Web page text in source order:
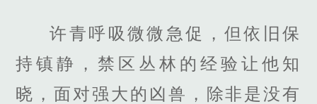
许青呼吸微微急促，但依旧保
持镇静，禁区丛林的经验让他知
晓，面对强大的凶兽，除非是没有